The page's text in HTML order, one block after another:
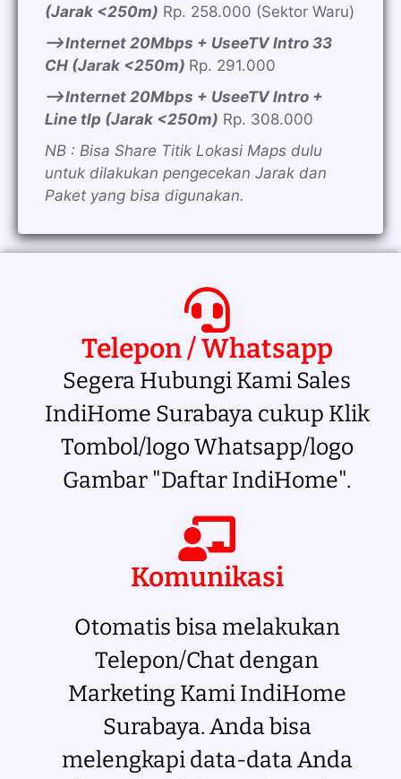
(Jarak <250m) Rp. 258.000 (Sektor Waru)
—>Internet 20Mbps + UseeTV Intro 33
CH (Jarak <250m) Rp. 291.000
—>Internet 20Mbps + UseeTV Intro +
Line tlp (Jarak <250m) Rp. 308.000
NB : Bisa Share Titik Lokasi Maps dulu
untuk dilakukan pengecekan Jarak dan
Paket yang bisa digunakan.
Telepon / Whatsapp
Segera Hubungi Kami Sales
IndiHome Surabaya cukup Klik
Tombol/logo Whatsapp/logo
Gambar "Daftar IndiHome".
Komunikasi
Otomatis bisa melakukan
Telepon/Chat dengan
Marketing Kami IndiHome
Surabaya. Anda bisa
melengkapi data-data Anda